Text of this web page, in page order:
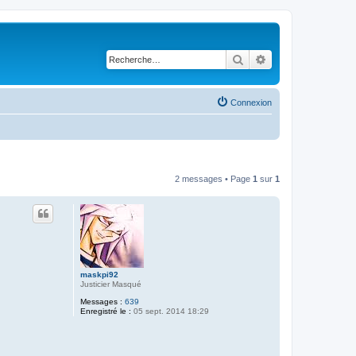
Rechercher
Connexion
2 messages • Page 1 sur 1
maskpi92
Justicier Masqué
Messages : 639
Enregistré le : 05 sept. 2014 18:29